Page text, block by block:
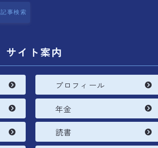
記事検索
サイト案内
プロフィール
年金
読書